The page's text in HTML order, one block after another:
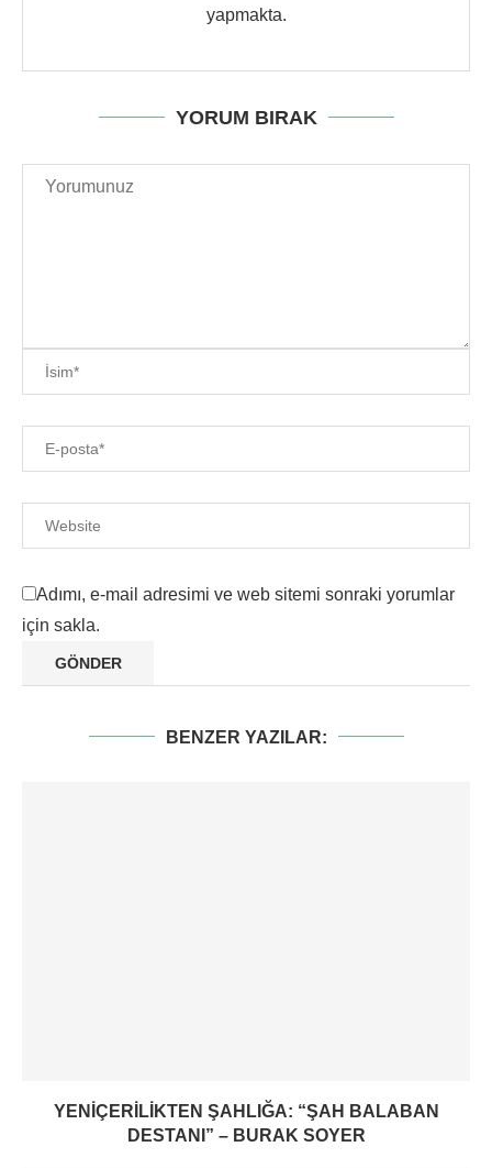
yapmakta.
YORUM BIRAK
Adımı, e-mail adresimi ve web sitemi sonraki yorumlar
için sakla.
BENZER YAZILAR:
YENIÇERILIKTEN ŞAHLIĞA: “ŞAH BALABAN
DESTANI” – BURAK SOYER